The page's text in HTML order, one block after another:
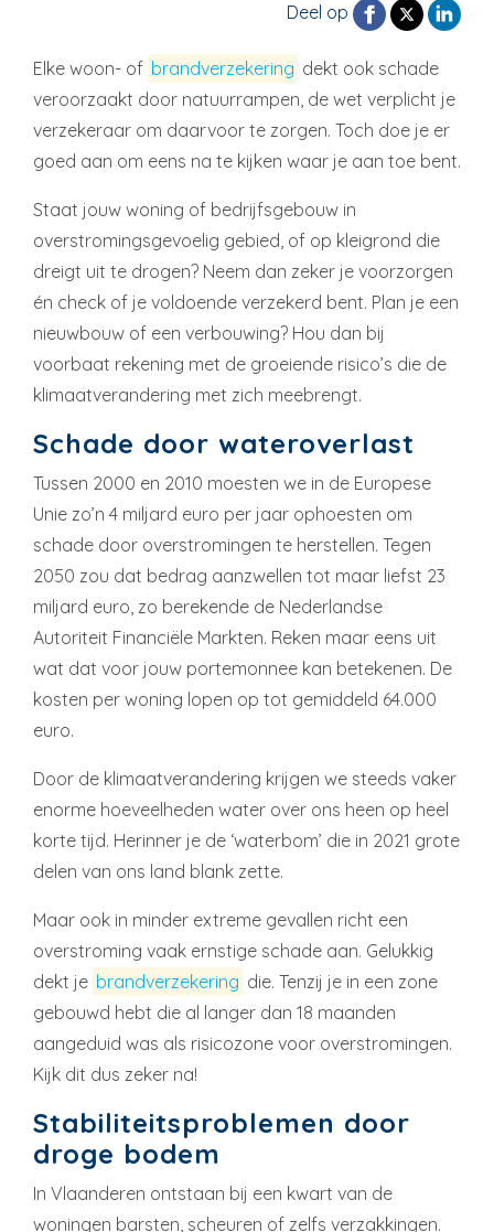
Deel op
Elke woon- of brandverzekering dekt ook schade
veroorzaakt door natuurrampen, de wet verplicht je
verzekeraar om daarvoor te zorgen. Toch doe je er
goed aan om eens na te kijken waar je aan toe bent.
Staat jouw woning of bedrijfsgebouw in
overstromingsgevoelig gebied, of op kleigrond die
dreigt uit te drogen? Neem dan zeker je voorzorgen
én check of je voldoende verzekerd bent. Plan je een
nieuwbouw of een verbouwing? Hou dan bij
voorbaat rekening met de groeiende risico’s die de
klimaatverandering met zich meebrengt.
Schade door wateroverlast
Tussen 2000 en 2010 moesten we in de Europese
Unie zo’n 4 miljard euro per jaar ophoesten om
schade door overstromingen te herstellen. Tegen
2050 zou dat bedrag aanzwellen tot maar liefst 23
miljard euro, zo berekende de Nederlandse
Autoriteit Financiële Markten. Reken maar eens uit
wat dat voor jouw portemonnee kan betekenen. De
kosten per woning lopen op tot gemiddeld 64.000
euro.
Door de klimaatverandering krijgen we steeds vaker
enorme hoeveelheden water over ons heen op heel
korte tijd. Herinner je de ‘waterbom’ die in 2021 grote
delen van ons land blank zette.
Maar ook in minder extreme gevallen richt een
overstroming vaak ernstige schade aan. Gelukkig
dekt je brandverzekering die. Tenzij je in een zone
gebouwd hebt die al langer dan 18 maanden
aangeduid was als risicozone voor overstromingen.
Kijk dit dus zeker na!
Stabiliteitsproblemen door
droge bodem
In Vlaanderen ontstaan bij een kwart van de
woningen barsten, scheuren of zelfs verzakkingen.